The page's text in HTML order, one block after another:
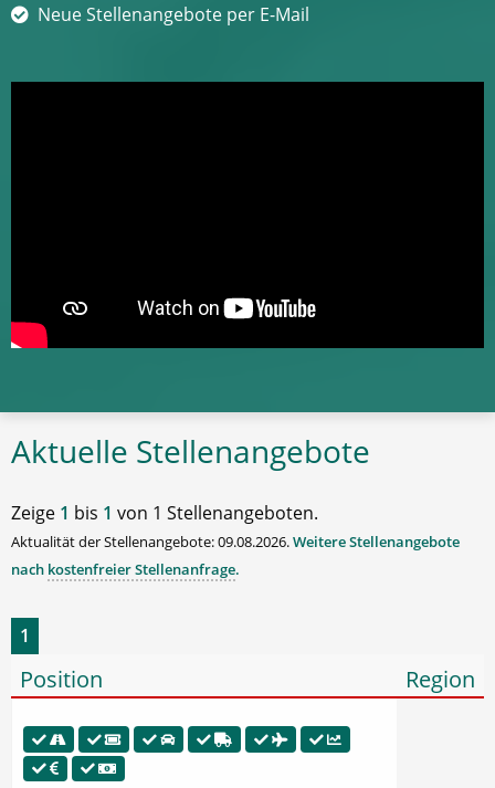
Neue Stellenangebote per E-Mail
Aktuelle Stellenangebote
Zeige 1 bis 1 von 1 Stellenangeboten.
Aktualität der Stellenangebote: 09.08.2026.Weitere Stellenangebote
nach kostenfreier Stellenanfrage.
1
Position Region